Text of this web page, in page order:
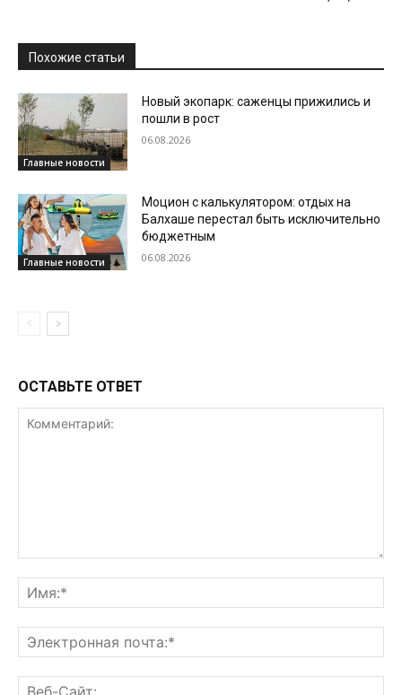
Похожие статьи
Главные новости
Новый экопарк: саженцы прижились и
пошли в рост
06.08.2026
Главные новости
Моцион с калькулятором: отдых на
Балхаше перестал быть исключительно
бюджетным
06.08.2026
ОСТАВЬТЕ ОТВЕТ